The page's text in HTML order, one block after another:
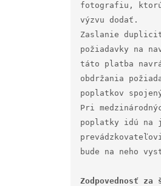
fotografiu, ktorú
výzvu dodať.
Zaslanie
požiadavky na
táto platba
obdržania
poplatkov
Pri
poplatky idú na
bude na neho